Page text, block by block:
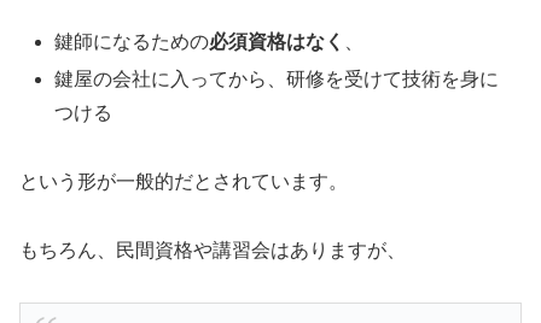
鍵師になるための必須資格はなく
鍵屋の会社に入ってから、研修を受けて技術を身に
つける
という形が一般的だとされています。
もちろん、民間資格や講習会はありますが、